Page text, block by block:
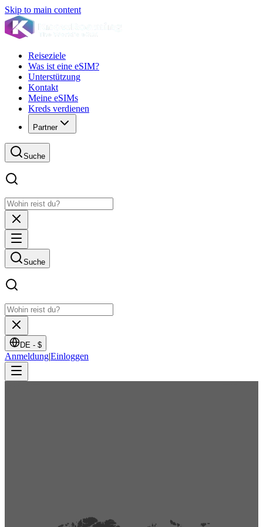
Skip to main content
Reiseziele
Was ist eine eSIM?
Unterstützung
Kontakt
Meine eSIMs
Kreds verdienen
Partner
Suche
Suche
DE - $
Anmeldung|Einloggen